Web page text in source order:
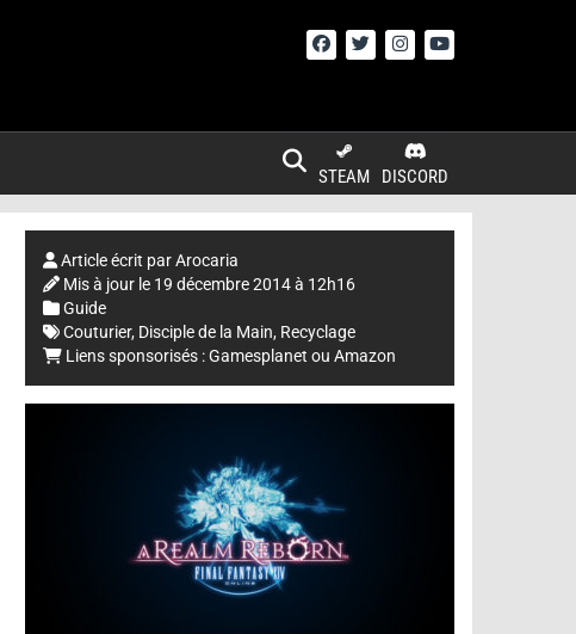
DISCORD
STEAM
Article écrit parArocaria
Mis à jour le 19 décembre 2014 à 12h16
Guide
Couturier, Disciple de la Main, Recyclage
Liens sponsorisés :Gamesplanet ou Amazon